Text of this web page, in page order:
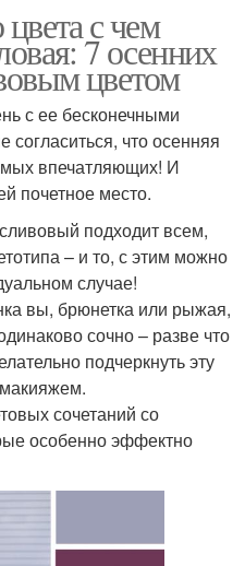
с чем
7 осенних
цветом
с ее бесконечными
что осенняя
впечатляющих! И
почетное место.
подходит всем,
– и то, с этим можно
случае!
вы, брюнетка или рыжая,
сочно – разве что
подчеркнуть эту
сочетаний со
особенно эффектно